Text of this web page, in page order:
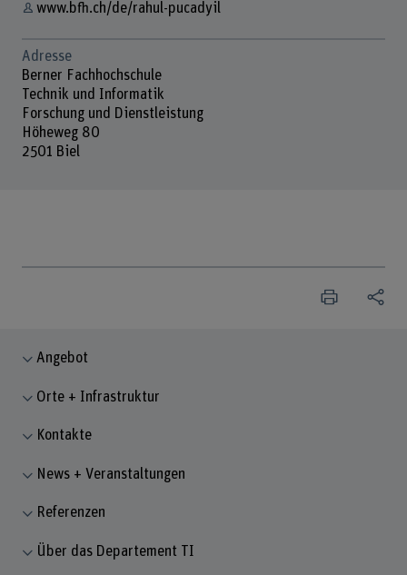
www.bfh.ch/de/rahul-pucadyil
Adresse
Berner Fachhochschule
Technik und Informatik
Forschung und Dienstleistung
Höheweg 80
2501 Biel
Angebot
Orte + Infrastruktur
Kontakte
News + Veranstaltungen
Referenzen
Über das Departement TI